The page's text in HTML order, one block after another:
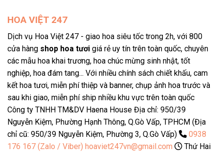
HOA VIỆT 247
Dịch vụ Hoa Việt 247 - giao hoa siêu tốc trong 2h, với 800
cửa hàng shop hoa tươi giá rẻ uy tín trên toàn quốc, chuyên
các mẫu hoa khai trương, hoa chúc mừng sinh nhật, tốt
nghiệp, hoa đám tang... Với nhiều chính sách chiết khấu, cam
kết hoa tươi, miễn phí thiệp và banner, chụp ảnh hoa trước và
sau khi giao, miễn phí ship nhiều khu vực trên toàn quốc
Công ty TNHH TM&DV Haena House Địa chỉ: 950/39
Nguyễn Kiệm, Phường Hạnh Thông, Q.Gò Vấp, TPHCM (Địa
chỉ cũ: 950/39 Nguyễn Kiệm, Phường 3, Q.Gò Vấp)
0938
176 167 (Zalo / Viber) hoaviet247vn@gmail.com
Thứ Hai